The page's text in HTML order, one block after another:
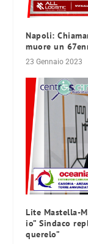
Napoli:
muore un
23 Gennaio 2023
Lite Mastella-
io” Sindaco
querelo”